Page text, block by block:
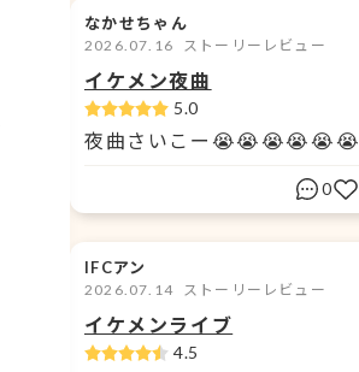
なかせちゃん
2026.07.16 ストーリーレビュー
イケメン夜曲
5.0
夜曲さいこー😭😭😭😭😭😭
0
IFCアン
2026.07.14 ストーリーレビュー
イケメンライブ
4.5